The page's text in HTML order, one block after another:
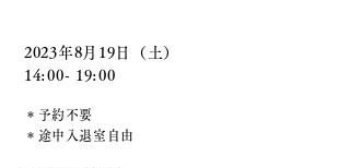
2023年8月19 日（土）
14:00- 19:00
＊ 予約不要
＊途中入退室自由